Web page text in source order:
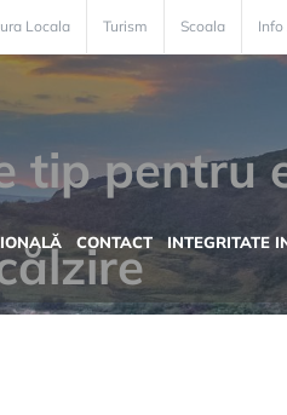
Locala Turism Scoala Info
CONTACT INTEGRITATE
tip pentru